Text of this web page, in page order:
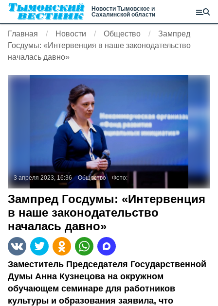
Новости Тымовское и
Сахалинской области
Главная Новости Общество
Зампред
Госдумы: «Интервенция в наше законодательство
началась давно»
3 апреля 2023, 16:36 Общество Фото:
Зампред Госдумы: «Интервенция
в наше законодательство
началась давно»
Заместитель Председателя Государственной
Думы Анна Кузнецова на окружном
обучающем семинаре для работников
культуры и образования заявила, что